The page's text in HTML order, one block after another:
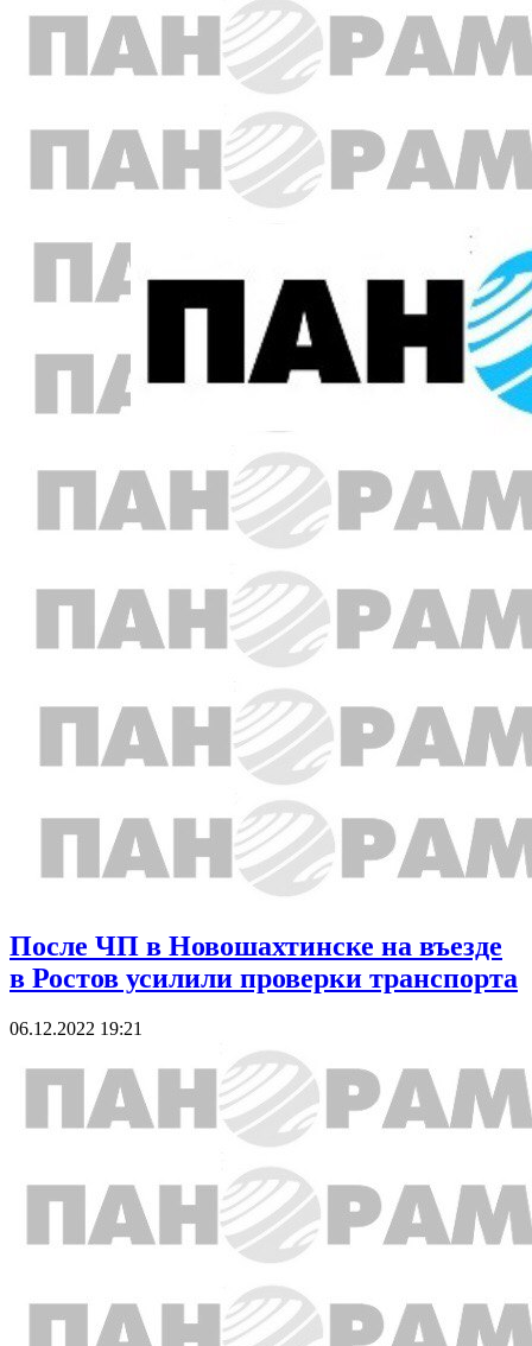
После ЧП в Новошахтинске на въезде
в Ростов усилили проверки транспорта
06.12.2022 19:21